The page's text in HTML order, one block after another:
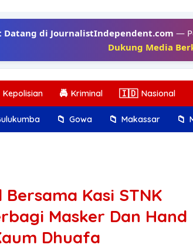
Datang di JournalistIndependent.com —
Dukung Media
Kepolisian 🚔 Kriminal 🇮🇩 Nasional
📁 Gowa 📁 Makassar 📁
Kasi STNK
Masker Dan Hand
Dhuafa